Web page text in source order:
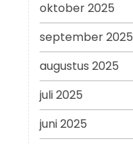
oktober 2025
september 2025
augustus 2025
juli 2025
juni 2025